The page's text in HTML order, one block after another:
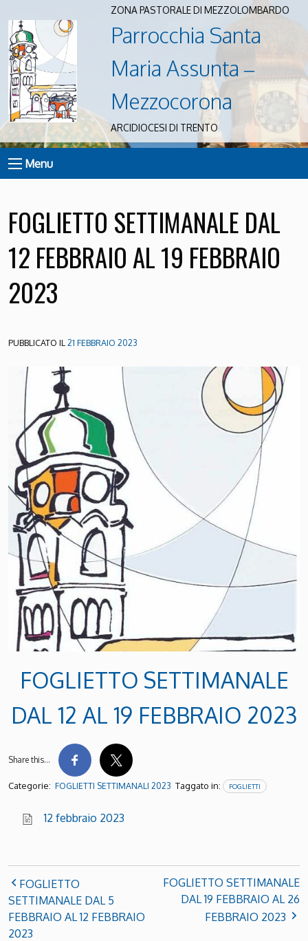
ZONA PASTORALE DI MEZZOLOMBARDO
Parrocchia Santa
Maria Assunta –
Mezzocorona
ARCIDIOCESI DI TRENTO
Menu
FOGLIETTO SETTIMANALE DAL
12 FEBBRAIO AL 19 FEBBRAIO
2023
PUBBLICATO IL21 FEBBRAIO 2023
FOGLIETTO SETTIMANALE
DAL 12 AL 19 FEBBRAIO 2023
Share this…
Categorie: FOGLIETTI SETTIMANALI 2023 Taggato in: FOGLIETTI
12 febbraio 2023
FOGLIETTO
SETTIMANALE DAL 5
FEBBRAIO AL 12 FEBBRAIO
2023
FOGLIETTO SETTIMANALE
DAL 19 FEBBRAIO AL 26
FEBBRAIO 2023